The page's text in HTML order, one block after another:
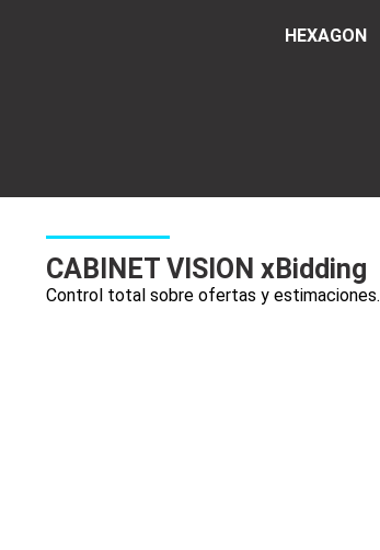
HEXAGON
CABINET VISION xBidding
Control total sobre ofertas y estimaciones.